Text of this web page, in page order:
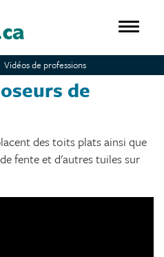
Vidéos de professions
de
des toits plats ainsi que
fente et d'autres tuiles sur